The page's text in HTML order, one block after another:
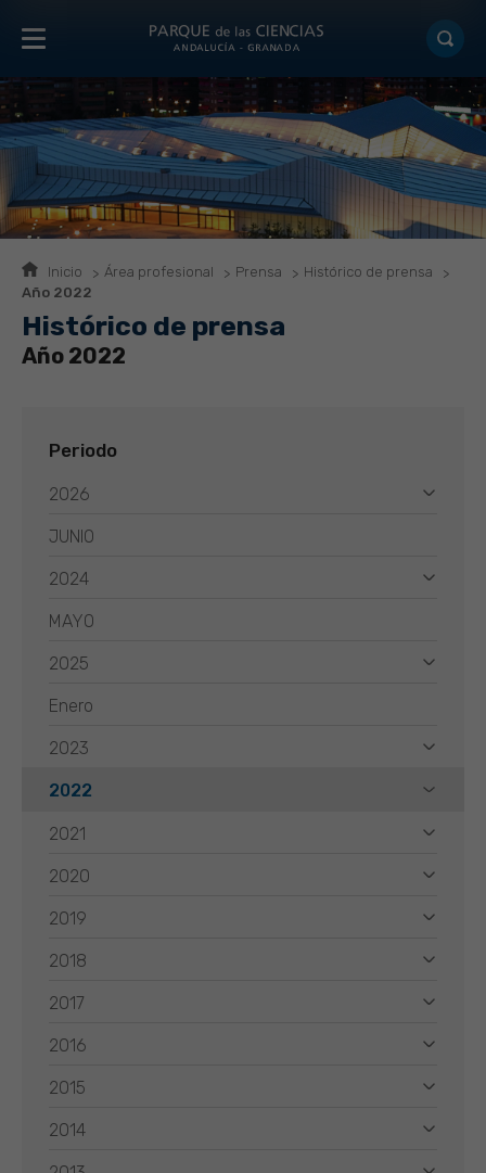
Inicio Área profesional Prensa
Histórico de prensa
Año 2022
Histórico de prensa
Año 2022
Periodo
2026
JUNIO
2024
MAYO
2025
Enero
2023
2022
2021
2020
2019
2018
2017
2016
2015
2014